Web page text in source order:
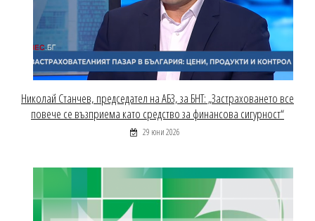
Николай Станчев, председател на АБЗ, за БНТ: „Застраховането все
повече се възприема като средство за финансова сигурност“
29 юни 2026